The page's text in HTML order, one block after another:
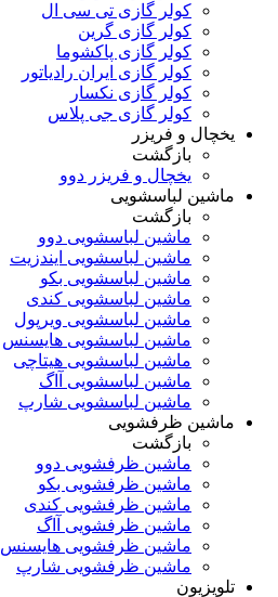
کولر گازی تی سی ال
کولر گازی گرین
کولر گازی پاکشوما
کولر گازی ایران رادیاتور
کولر گازی نکسار
کولر گازی جی پلاس
یخچال و فریزر
بازگشت
یخچال و فریزر دوو
ماشین لباسشویی
بازگشت
ماشین لباسشویی دوو
ماشین لباسشویی ایندزیت
ماشین لباسشویی بکو
ماشین لباسشویی کندی
ماشین لباسشویی ویرپول
ماشین لباسشویی هایسنس
ماشین لباسشویی هیتاچی
ماشین لباسشویی آاگ
ماشین لباسشویی شارپ
ماشین ظرفشویی
بازگشت
ماشین ظرفشویی دوو
ماشین ظرفشویی بکو
ماشین ظرفشویی کندی
ماشین ظرفشویی آاگ
ماشین ظرفشویی هایسنس
ماشین ظرفشویی شارپ
تلویزیون